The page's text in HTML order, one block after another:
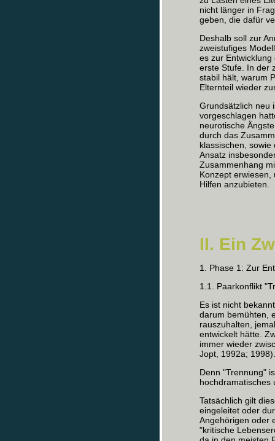
nicht länger in
geben, die dafür
Deshalb soll zur
zweistufiges
es zur
erste Stufe. In der
stabil hält, warum
Elternteil wieder
Grundsätzlich neu
vorgeschlagen
neurotische
durch das
klassischen,
Ansatz
Zusammenhang
Konzept
Hilfen anzubieten.
II. Ein
1. Phase 1: Zur
1.1. Paarkonflikt
Es ist nicht
darum bemühten,
rauszuhalten,
entwickelt hätte.
immer wieder
Jopt, 1992a; 1998).
Denn "Trennung"
hochdramatisches
Tatsächlich gilt
eingeleitet oder
Angehörigen oder
"kritische